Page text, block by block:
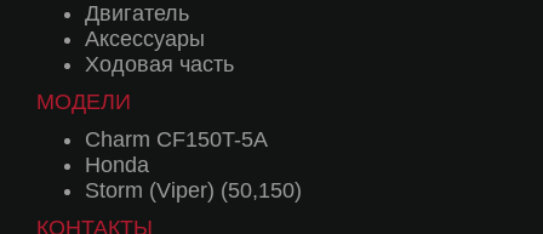
Двигатель
Аксессуары
Ходовая часть
МОДЕЛИ
Charm CF150T-5A
Honda
Storm (Viper) (50,150)
КОНТАКТЫ